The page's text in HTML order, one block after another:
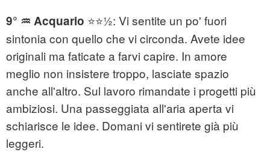
9° ♒ Acquario ⭐⭐½: Vi sentite un po' fuori
sintonia con quello che vi circonda. Avete idee
originali ma faticate a farvi capire. In amore
meglio non insistere troppo, lasciate spazio
anche all'altro. Sul lavoro rimandate i progetti più
ambiziosi. Una passeggiata all'aria aperta vi
schiarisce le idee. Domani vi sentirete già più
leggeri.